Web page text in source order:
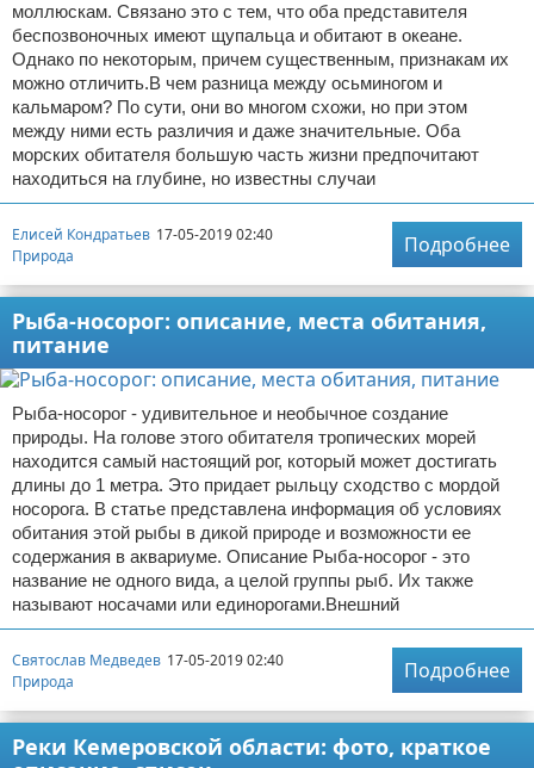
моллюскам. Связано это с тем, что оба представителя
беспозвоночных имеют щупальца и обитают в океане.
Однако по некоторым, причем существенным, признакам их
можно отличить.В чем разница между осьминогом и
кальмаром? По сути, они во многом схожи, но при этом
между ними есть различия и даже значительные. Оба
морских обитателя большую часть жизни предпочитают
находиться на глубине, но известны случаи
Елисей Кондратьев 17-05-2019 02:40
Природа
Подробнее
Рыба-носорог: описание, места обитания,
питание
Рыба-носорог - удивительное и необычное создание
природы. На голове этого обитателя тропических морей
находится самый настоящий рог, который может достигать
длины до 1 метра. Это придает рыльцу сходство с мордой
носорога. В статье представлена информация об условиях
обитания этой рыбы в дикой природе и возможности ее
содержания в аквариуме. Описание Рыба-носорог - это
название не одного вида, а целой группы рыб. Их также
называют носачами или единорогами.Внешний
Святослав Медведев 17-05-2019 02:40
Природа
Подробнее
Реки Кемеровской области: фото, краткое